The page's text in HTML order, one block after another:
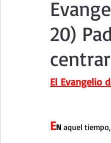
Curso de oración
Curso de vida espiritual
20)
El Evangelio
EN aquel